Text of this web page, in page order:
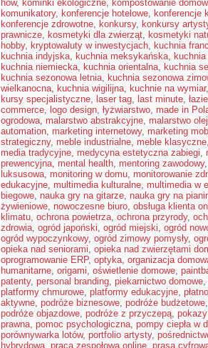
how, kominki ekologiczne, kompostowanie
komunikatory, konferencje hotelowe, konferencje
konferencje zdrowotne, konkursy, konkursy
prawnicze, kosmetyki dla zwierząt, kosmetyki
hobby, kryptowaluty w inwestycjach, kuchnia
kuchnia indyjska, kuchnia meksykańska,
kuchnia niemiecka, kuchnia orientalna, kuchnia
kuchnia sezonowa letnia, kuchnia sezonowa
wielkanocna, kuchnia wigilijna, kuchnie na wymiar,
kursy specjalistyczne, laser tag, last minute,
commerce, logo design, łyżwiarstwo, made in
ogrodowa, malarstwo abstrakcyjne, malarstwo
automation, marketing internetowy, marketing
strategiczny, meble industrialne, meble klasyczne,
media tradycyjne, medycyna estetyczna zabiegi,
prewencyjna, mental health, mentoring zawodowy,
luksusowa, monitoring w domu, monitorowanie
edukacyjne, multimedia kulturalne, multimedia w
biegowe, nauka gry na gitarze, nauka gry na
żywieniowe, nowoczesne biuro, obsługa klienta
klimatu, ochrona powietrza, ochrona przyrody,
zdrowia, ogród japoński, ogród miejski, ogród
ogród wypoczynkowy, ogród zimowy pomysły,
opieka nad seniorami, opieka nad zwierzętami
oprogramowanie ERP, optyka, organizacja
humanitarne, origami, oświetlenie domowe,
patenty, personal branding, piekarnictwo domowe,
platformy chmurowe, platformy edukacyjne,
aktywne, podróże biznesowe, podróże budżetowe,
podróże objazdowe, podróże z przyczepą,
prawna, pomoc psychologiczna, pompy ciepła w
porównywarka lotów, portfolio artysty,
hybrydowa, praca zespołowa online, prasa